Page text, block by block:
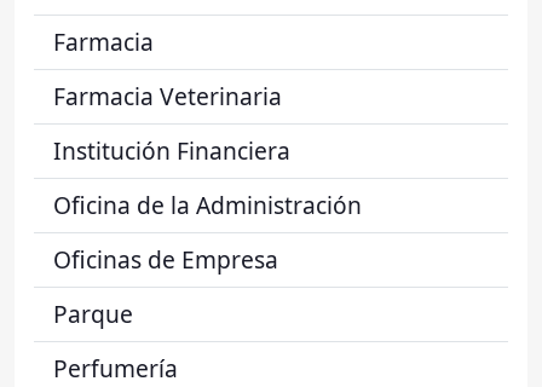
Farmacia
Farmacia Veterinaria
Institución Financiera
Oficina de la Administración
Oficinas de Empresa
Parque
Perfumería